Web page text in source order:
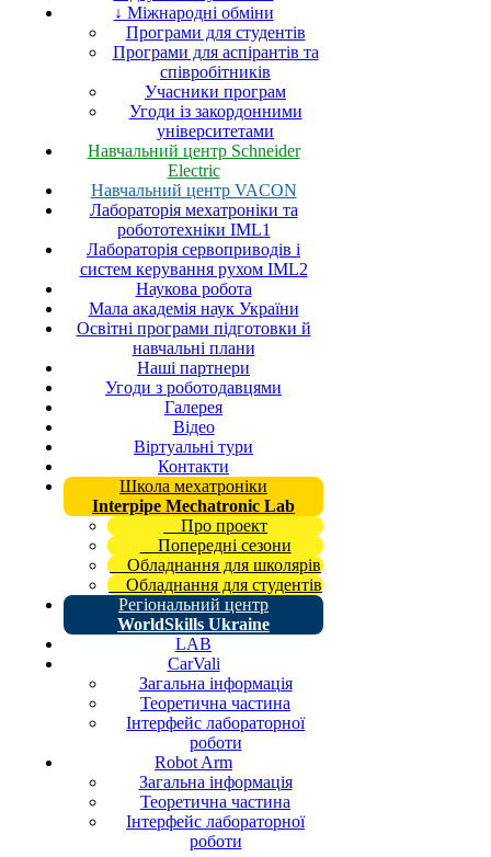
↓ Міжнародні обміни
Програми для студентів
Програми для аспірантів та
співробітників
Учасники програм
Угоди із закордонними
університетами
Навчальний центр Schneider
Electric
Навчальний центр VACON
Лабораторія мехатроніки та
робототехніки IML1
Лабораторія сервоприводів і
систем керування рухом IML2
Наукова робота
Мала академія наук України
Освітні програми підготовки й
навчальні плани
Наші партнери
Угоди з роботодавцями
Галерея
Відео
Віртуальні тури
Контакти
Школа мехатроніки
Interpipe Mechatronic Lab
Про проект
Попередні сезони
Обладнання для школярів
Обладнання для студентів
Регіональний центр
WorldSkills Ukraine
LAB
CarVali
Загальна інформація
Теоретична частина
Інтерфейс лабораторної
роботи
Robot Arm
Загальна інформація
Теоретична частина
Інтерфейс лабораторної
роботи